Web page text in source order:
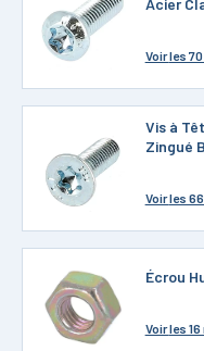
Voirles
Vis à
Zingué
Voirles
Écrou
Voirles